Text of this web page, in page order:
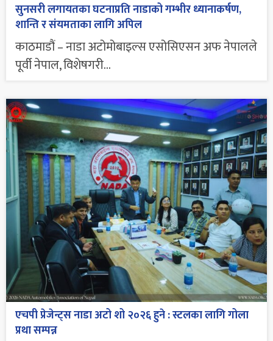
सुनसरी लगायतका घटनाप्रति नाडाको गम्भीर ध्यानाकर्षण,
शान्ति र संयमताका लागि अपिल
काठमाडौं – नाडा अटोमोबाइल्स एसोसिएसन अफ नेपालले
पूर्वी नेपाल, विशेषगरी...
एचपी प्रेजेन्ट्स नाडा अटो शो २०२६ हुने : स्टलका लागि गोला
प्रथा सम्पन्न